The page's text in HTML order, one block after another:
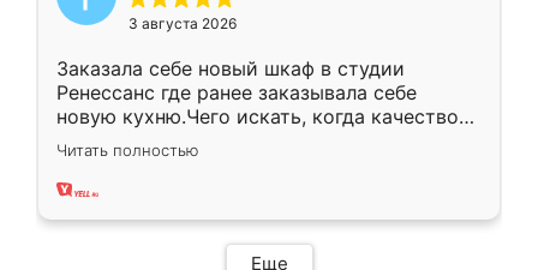
3 августа 2026
Заказала себе новый шкаф в студии
Ренессанс где ранее заказывала себе
новую кухню.Чего искать, когда качеством
вполне довольна. Служит кухня уже почти
два года, нареканий нет.
Читать полностью
Еще